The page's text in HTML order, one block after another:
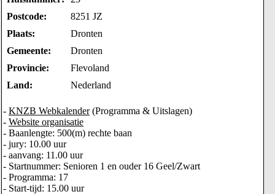
Postcode:
8251 JZ
Plaats:
Dronten
Gemeente:
Dronten
Provincie:
Flevoland
Land:
Nederland
- KNZB Webkalender(Programma & Uitslagen)
- Website organisatie
- Baanlengte: 500(m) rechte baan
- jury: 10.00 uur
- aanvang: 11.00 uur
- Startnummer: Senioren 1 en ouder 16 Geel/Zwart
- Programma: 17
- Start-tijd: 15.00 uur